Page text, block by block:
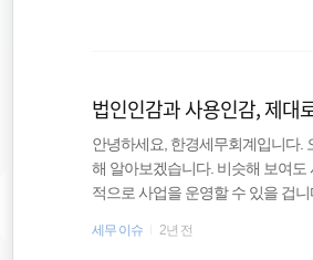
법인인감과 사용인감, 제대
안녕하세요, 한경세무회계입니다.
해 알아보겠습니다. 비슷해 보여
적으로 사업을 운영할 수 있을 겁
에서 발급한 증명서를 통해 개인
세무 이슈 2년 전
세무상담
국외소득